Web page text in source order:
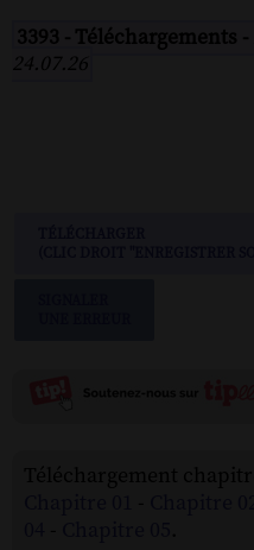
3393 - Téléchargements -
24.07.26